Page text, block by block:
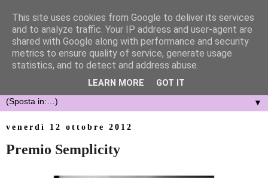
▼
venerdì 12 ottobre 2012
Premio Semplicity
This site uses cookies from Google to deliver its services
and to analyze traffic. Your IP address and user-agent are
shared with Google along with performance and security
metrics to ensure quality of service, generate usage
statistics, and to detect and address abuse.
LEARN MORE GOT IT